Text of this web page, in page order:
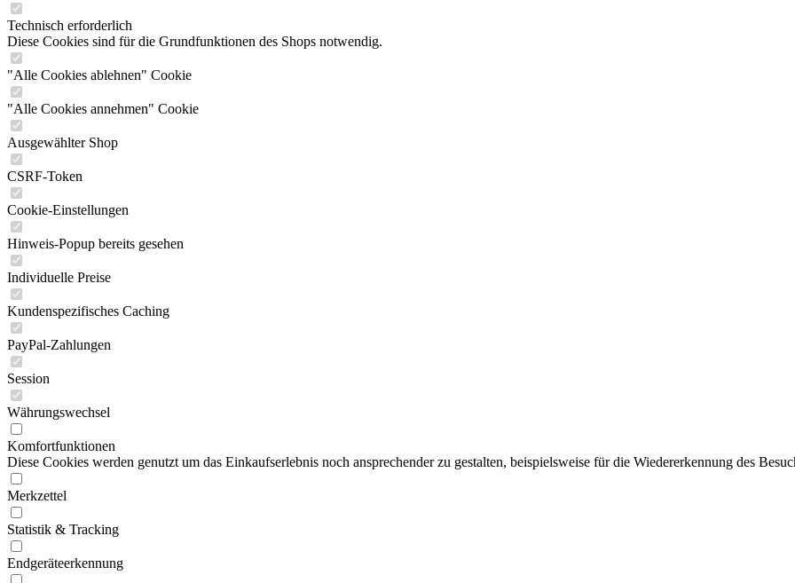
Technisch erforderlich
Diese Cookies sind für die Grundfunktionen des Shops notwendig.
"Alle Cookies ablehnen" Cookie
"Alle Cookies annehmen" Cookie
Ausgewählter Shop
CSRF-Token
Cookie-Einstellungen
Hinweis-Popup bereits gesehen
Individuelle Preise
Kundenspezifisches Caching
PayPal-Zahlungen
Session
Währungswechsel
Komfortfunktionen
Diese Cookies werden genutzt um das Einkaufserlebnis noch ansprechender zu gestalten, beispielsweise für die Wiedererkennung des
Merkzettel
Statistik & Tracking
Endgeräteerkennung